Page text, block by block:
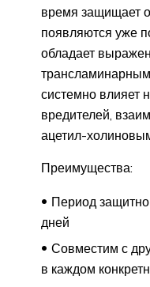
время защищает
появляются уже
обладает
системно влияет
вредителей,
ацетил-
Преимущества:
Период
дней
Совместим с
в каждом